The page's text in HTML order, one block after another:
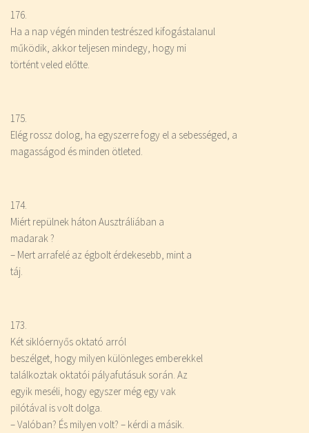
176.
Ha a nap végén minden testrészed kifogástalanul
működik, akkor teljesen mindegy, hogy mi
történt veled előtte.
175.
Elég rossz dolog, ha egyszerre fogy el a sebességed, a
magasságod és minden ötleted.
174.
Miért repülnek háton Ausztráliában a
madarak ?
– Mert arrafelé az égbolt érdekesebb, mint a
táj.
173.
Két siklóernyős oktató arról
beszélget, hogy milyen különleges emberekkel
találkoztak oktatói pályafutásuk során. Az
egyik meséli, hogy egyszer még egy vak
pilótával is volt dolga.
– Valóban? És milyen volt? – kérdi a másik.